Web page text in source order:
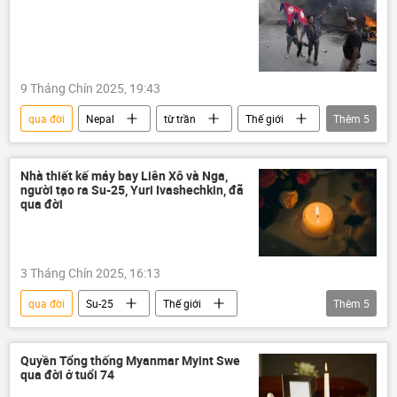
9 Tháng Chín 2025, 19:43
qua đời Nepal từ trần
Thế giới
thông tin
Báo chí thế giới
Thủ tướng
cuộc biểu tình
Tình hình ở Nepal
Thêm 5
Nhà thiết kế máy bay Liên Xô và Nga,
người tạo ra Su-25, Yuri Ivashechkin, đã
qua đời
3 Tháng Chín 2025, 16:13
qua đời Su-25
Thế giới
Liên Xô
Nga
SSJ-100
Sukhoi
Afghanistan
Tập đoàn UAC
Thêm 5
Quyền Tổng thống Myanmar Myint Swe
qua đời ở tuổi 74